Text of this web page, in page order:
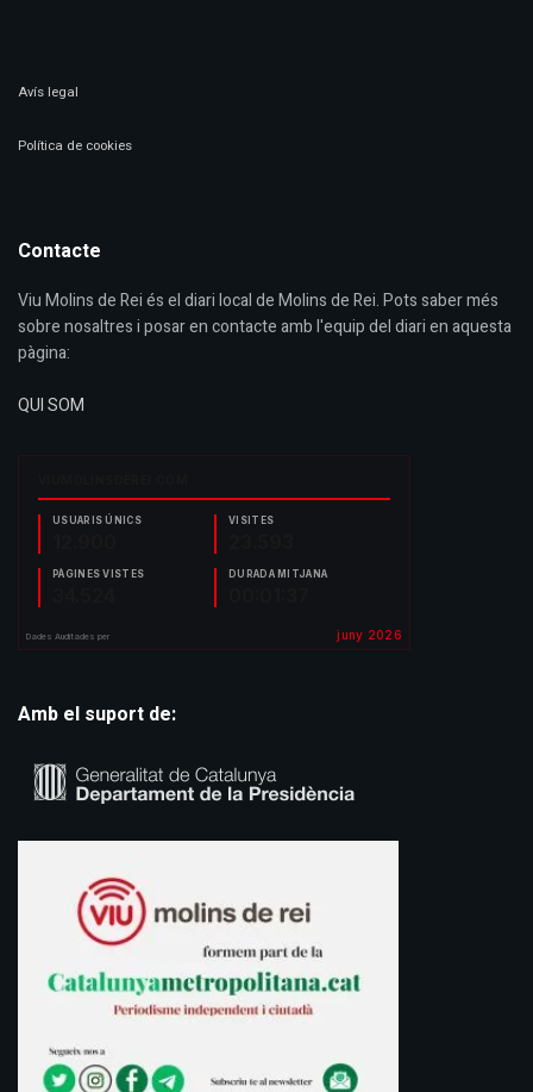
Avís legal
Política de cookies
Contacte
Viu Molins de Rei és el diari local de Molins de Rei. Pots saber més
sobre nosaltres i posar en contacte amb l'equip del diari en aquesta
pàgina:
QUI SOM
Amb el suport de: